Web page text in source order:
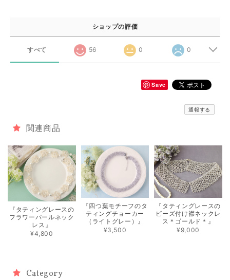
ショップの評価
すべて 56 0 0
Save
通報する
関連商品
『タティングレースの
フラワーパールネック
レス』
¥4,800
『四つ葉モチーフのタ
ティングチョーカー
（ライトグレー）』
¥3,500
『タティングレースの
ビーズ付け襟ネックレ
ス＊ゴールド＊』
¥9,000
Category